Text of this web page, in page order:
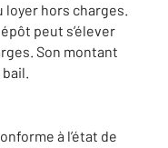
loyer hors charges.
peut s’élever
Son montant
à l’état de